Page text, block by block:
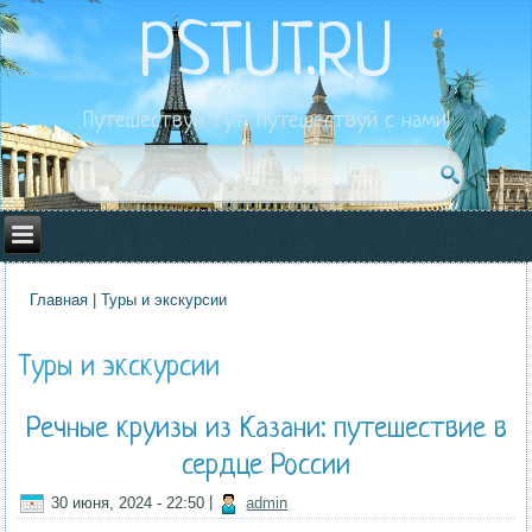
PSTUT.RU
Путешествуй тут. Путешествуй с нами!
Вы здесь
Главная| Туры и экскурсии
Туры и экскурсии
Речные круизы из Казани: путешествие в
сердце России
30 июня, 2024 - 22:50 admin